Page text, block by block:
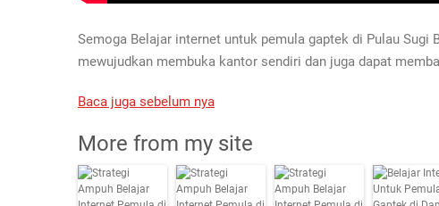
Semoga Belajar internet untuk pemula gaptek di Pulau
mewujudkan membuka kantor sendiri dan juga dapat
Baca juga sebelum nya
More from my site